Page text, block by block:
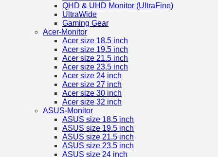
QHD & UHD Monitor (UltraFine)
UltraWide
Gaming Gear
Acer-Monitor
Acer size 18.5 inch
Acer size 19.5 inch
Acer size 21.5 inch
Acer size 23.5 inch
Acer size 24 inch
Acer size 27 inch
Acer size 30 inch
Acer size 32 inch
ASUS-Monitor
ASUS size 18.5 inch
ASUS size 19.5 inch
ASUS size 21.5 inch
ASUS size 23.5 inch
ASUS size 24 inch